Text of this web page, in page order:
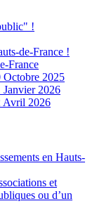
!
de-France !
France
Octobre 2025
Janvier 2026
Avril 2026
en Hauts-
et
ou d’un